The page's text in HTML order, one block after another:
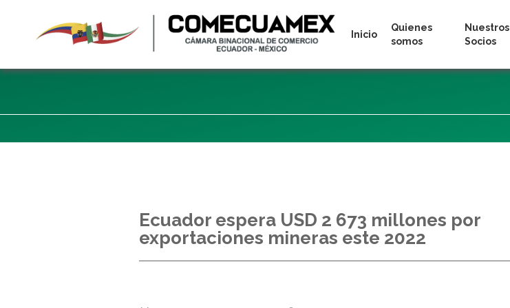
Inicio
Quienes
somos
Nuestros
Socios
Ecuador espera USD 2 673 millones por
exportaciones mineras este 2022